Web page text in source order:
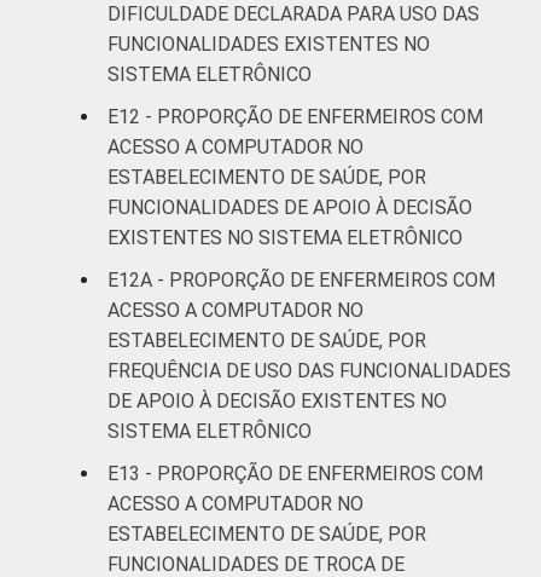
DIFICULDADE DECLARADA PARA USO DAS
FUNCIONALIDADES EXISTENTES NO
SISTEMA ELETRÔNICO
E12 - PROPORÇÃO DE ENFERMEIROS COM
ACESSO A COMPUTADOR NO
ESTABELECIMENTO DE SAÚDE, POR
FUNCIONALIDADES DE APOIO À DECISÃO
EXISTENTES NO SISTEMA ELETRÔNICO
E12A - PROPORÇÃO DE ENFERMEIROS COM
ACESSO A COMPUTADOR NO
ESTABELECIMENTO DE SAÚDE, POR
FREQUÊNCIA DE USO DAS FUNCIONALIDADES
DE APOIO À DECISÃO EXISTENTES NO
SISTEMA ELETRÔNICO
E13 - PROPORÇÃO DE ENFERMEIROS COM
ACESSO A COMPUTADOR NO
ESTABELECIMENTO DE SAÚDE, POR
FUNCIONALIDADES DE TROCA DE